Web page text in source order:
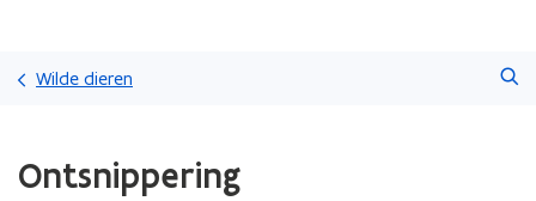
Wilde dieren
met
laden.
Ontsnippering